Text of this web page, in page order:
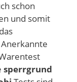
schon
und somit
sperrgrund